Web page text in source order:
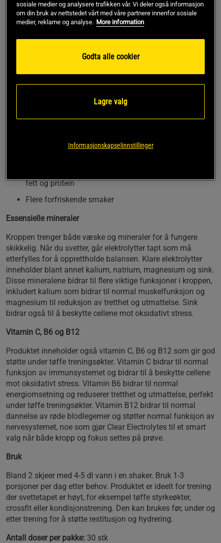
Clear Electrolytes fra Swedish Supplements er et
kosttilskudd med elektrolytter i pulverform. Produktet er
designet for de som ønsker å holde kroppen etterfylt med
viktige elektrolytter og samtidig nyte god smak. Clear
magnesium, samt vitamin B12 og B6 som bidrar til å
redusere tretthet og utmattelse. Tilgjengelig i flere friske
smaker: Bringebær, Strawberry Colada, Tropical Breeze og
Beriket med vitamin C for å redusere tretthet og
fett og protein
Flere forfriskende smaker
Essensielle mineraler
Kroppen trenger både væske og mineraler for å fungere
skikkelig. Når du svetter, går elektrolytter tapt som må
etterfylles for å opprettholde balansen. Klare elektrolytter
inneholder blant annet kalium, natrium, magnesium og sink.
Disse mineralene bidrar til flere viktige funksjoner i kroppen,
inkludert kalium som bidrar til normal muskelfunksjon og
magnesium til reduksjon av tretthet og utmattelse. Sink
bidrar også til å beskytte cellene mot oksidativt stress.
Vitamin C, B6 og B12
Produktet inneholder også vitamin C, B6 og B12 som gir god
støtte under tøffe treningsøkter. Vitamin C bidrar til normal
funksjon av immunsystemet og bidrar til å beskytte cellene
mot oksidativt stress. Vitamin B6 bidrar til normal
energiomsetning og reduserer tretthet og utmattelse, perfekt
under tøffe treningsøkter. Vitamin B12 bidrar til normal
dannelse av røde blodlegemer og støtter normal funksjon av
nervesystemet, noe som gjør Clear Electrolytes til et smart
valg når både kropp og fokus settes på prøve.
Bruk
Bland 2 skjeer med 4-5 dl vann i en shaker. Bruk 1-3
porsjoner per dag etter behov. Produktet er ideelt for trening
der svettetapet er høyt, for eksempel tøffe styrkeøkter,
crossfit eller kondisjonstrening. Den kan brukes før, under og
etter trening for å støtte restitusjon og hydrering.
Antall doser per pakke: 30 stk
sosiale medier og analysere trafikken vår. Vi deler også informasjon
om din bruk av nettstedet vårt med våre partnere innenfor sosiale
medier, reklame og analyse. More information
Godta alle cookier
Lagre valg
Informasjonskapselinnstillinger